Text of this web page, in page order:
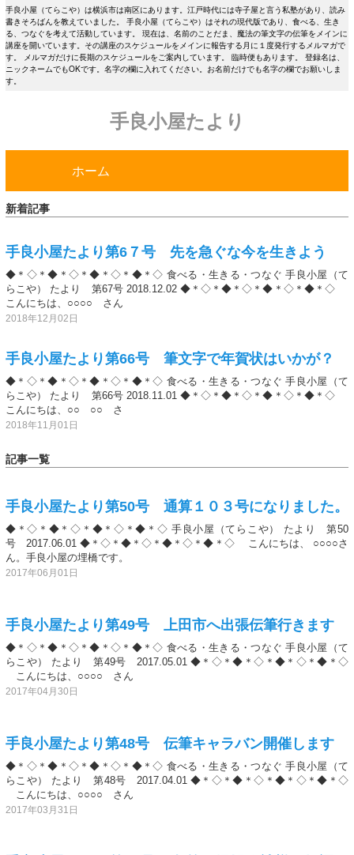
手良小屋（てらこや）は横浜市は南区にあります。江戸時代には寺子屋と言う私塾があり、読み
書きそろばんを教えていました。 手良小屋（てらこや）はそれの現代版であり、食べる、生き
る、つなぐを考えて活動しています。 現在は、名前のことだま、魔法の筆文字の伝筆をメインに
講座を開いています。その講座のスケジュールをメインに報告する月に１度発行するメルマガで
す。 メルマガだけに長期のスケジュールをご案内しています。 臨時便もあります。 登録名は、
ニックネームでもOKです。名字の欄に入れてください。お名前だけでも名字の欄でお願いしま
す。
手良小屋たより
ホーム
新着記事
手良小屋たより第6７号 先を急ぐな今を生きよう
◆＊◇＊◆＊◇＊◆＊◇＊◆＊◇ 食べる・生きる・つなぐ 手良小屋（て
らこや） たより 第67号 2018.12.02 ◆＊◇＊◆＊◇＊◆＊◇＊◆＊◇
こんにちは、○○○○ さん
2018年12月02日
手良小屋たより第66号 筆文字で年賀状はいかが？
◆＊◇＊◆＊◇＊◆＊◇＊◆＊◇ 食べる・生きる・つなぐ 手良小屋（て
らこや） たより 第66号 2018.11.01 ◆＊◇＊◆＊◇＊◆＊◇＊◆＊◇
こんにちは、○○ ○○ さ
2018年11月01日
記事一覧
手良小屋たより第50号 通算１０３号になりました。
◆＊◇＊◆＊◇＊◆＊◇＊◆＊◇ 手良小屋（てらこや） たより 第50
号 2017.06.01 ◆＊◇＊◆＊◇＊◆＊◇＊◆＊◇ こんにちは、 ○○○○さ
ん。手良小屋の埋橋です。
2017年06月01日
手良小屋たより第49号 上田市へ出張伝筆行きます
◆＊◇＊◆＊◇＊◆＊◇＊◆＊◇ 食べる・生きる・つなぐ 手良小屋（て
らこや） たより 第49号 2017.05.01 ◆＊◇＊◆＊◇＊◆＊◇＊◆＊◇
こんにちは、○○○○ さん
2017年04月30日
手良小屋たより第48号 伝筆キャラバン開催します
◆＊◇＊◆＊◇＊◆＊◇＊◆＊◇ 食べる・生きる・つなぐ 手良小屋（て
らこや） たより 第48号 2017.04.01 ◆＊◇＊◆＊◇＊◆＊◇＊◆＊◇
こんにちは、○○○○ さん
2017年03月31日